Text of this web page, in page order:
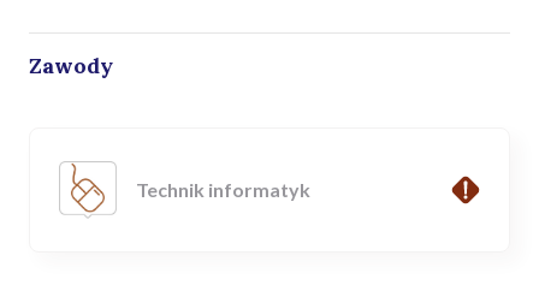
Zawody
Technik informatyk